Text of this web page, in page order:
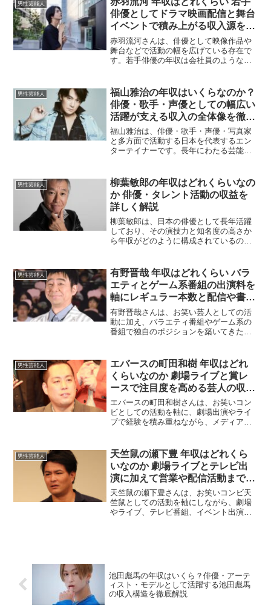
男性芸能人
俳優としてドラマ映画配信と舞台
イベントで積み上がる収入源を整
理しグッズやSNS案件まで含めた
推定年収レンジを分かりやすく解
説
赤羽流河さんは、俳優として映像作品や
舞台などで活動の幅を広げている存在で
す。若手俳優の年収は会社員のような固
販などで年ごとに変動しやすい特徴があ
ります。そのため「赤羽流...
男性芸能人
福山雅治の年収はいくらなのか？
俳優・歌手・声優としての幅広い
活躍が支える収入の全体像を徹底
解説
福山雅治は、俳優・歌手・声優・写真家
と多方面で活動する日本を代表するエン
ターテイナーです。長年にわたる芸能界
について、その収入源や推定額、今後の
見通しを詳しく見ていきま...
男性芸能人
柳葉敏郎の年収はどれくらいなの
か 俳優・タレント活動の収益を
詳しく解説
柳葉敏郎は、日本の俳優として長年活躍
しており、その演技力と知名度の高さか
ら年収がどのように構成されているのか
しく解説していきます。俳優業による収
入柳葉敏郎の主な収益源のひ...
男性芸能人
有野晋哉 年収はどれくらい バラ
エティとゲーム系番組の出演料を
軸にレギュラー本数と配信や書籍
イベントまで収入源を整理して推
定年収レンジを分かりやすく解説
有野晋哉さんは、お笑い芸人としての活
動に加え、バラエティ番組やゲーム系の
番組で独自のポジションを築いてきた人
特番への出演、司会や進行の役割、そし
て配信やイベントなどテレ...
男性芸能人
エバースの町田和樹 年収はどれ
くらいなのか 劇場ライブと賞レ
ースで注目度を高める芸人の収入
源をテレビラジオ配信営業まで整
理して推定年収レンジを徹底解説
した最新まとめ
エバースの町田和樹さんは、お笑いコン
ビとしての活動を軸に、劇場出演やライ
ブで経験を積み重ねながら、メディア露
「テレビで見かける頻度」だけで決まる
ものではなく、劇場の出番、...
男性芸能人
天竺鼠の瀬下豊 年収はどれくら
いなのか 劇場ライブとテレビ出
演に加えて営業や配信活動まで含
めた収入事情から見える推定年収
を徹底解説した最新まとめ
天竺鼠の瀬下豊さんは、お笑いコンビ天
竺鼠としての活動を軸にしながら、劇場
やライブ、テレビ番組、イベント出演な
池田彪馬の年収はいくら？俳優・アーテ
ィスト・モデルとして活躍する池田彪馬
の収入構造を徹底解説